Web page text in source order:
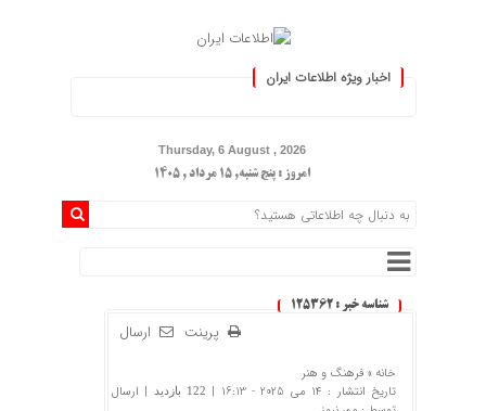
اخبار ویژه اطلاعات ایران
Thursday, 6 August , 2026
امروز : پنج شنبه, ۱۵ مرداد , ۱۴۰۵
شناسه خبر : 125362
ارسال پرینت
خانه » فرهنگ و هنر
تاریخ انتشار : 14 می 2025 - 16:13 |
122 بازدید
| ارسال